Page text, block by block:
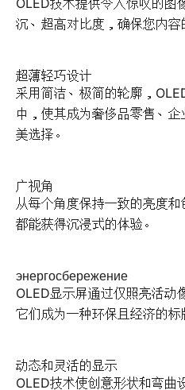
OLED技术提供令人惊叹的图
沉、超高对比度，确保您内容
超薄轻巧设计
采用简洁、极简的轮廓，
中，使其成为奢侈品零售、
美选择。
广视角
从每个角度保持一致的亮度
都能获得沉浸式的体验。
энергосбережение
OLED显示屏通过仅照亮活动
它们成为一种环保且经济的标
动态和灵活的显示
OLED技术使创意形状和弯曲